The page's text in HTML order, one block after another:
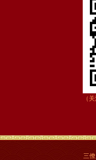
（
三